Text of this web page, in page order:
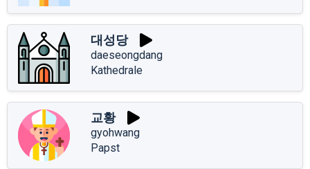
대성당
daeseongdang
Kathedrale
교황
gyohwang
Papst